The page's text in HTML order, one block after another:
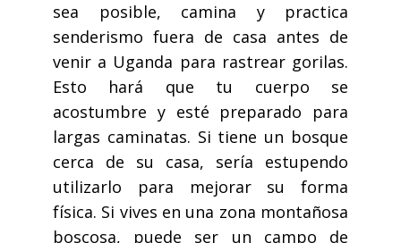
sea posible, camina y practica
senderismo fuera de casa antes de
venir a Uganda para rastrear gorilas.
Esto hará que tu cuerpo se
acostumbre y esté preparado para
largas caminatas. Si tiene un bosque
cerca de su casa, sería estupendo
utilizarlo para mejorar su forma
física. Si vives en una zona montañosa
boscosa, puede ser un campo de